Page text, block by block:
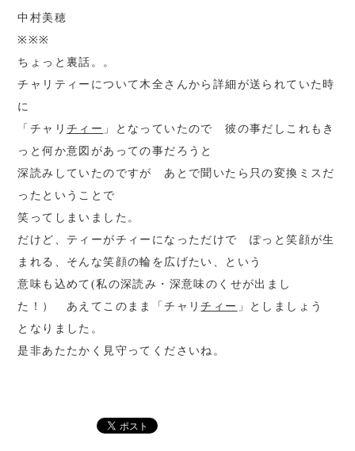
中村美穂
※※※
ちょっと裏話。。
チャリティーについて木全さんから詳細が送られていた時
に
「チャリ チィー 」となっていたので 彼の事だしこれもき
っと何か意図があっての事だろうと
深読みしていたのですが あとで聞いたら只の変換ミスだ
ったということで
笑ってしまいました。
だけど、ティーがチィーになっただけで ぽっと笑顔が生
まれる、そんな笑顔の輪を広げたい、という
意味も込めて(私の深読み・深意味のくせが出まし
た！） あえてこのまま「チャリチィー 」としましょう
となりました。
是非あたたかく見守ってくださいね。